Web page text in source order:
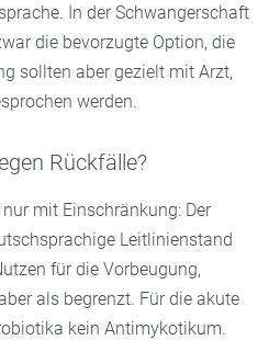
In der Schwangerschaft
die bevorzugte Option, die
sollten aber gezielt mit Arzt,
werden.
Rückfälle?
mit Einschränkung: Der
Leitlinienstand
für die Vorbeugung,
als begrenzt. Für die akute
kein Antimykotikum.